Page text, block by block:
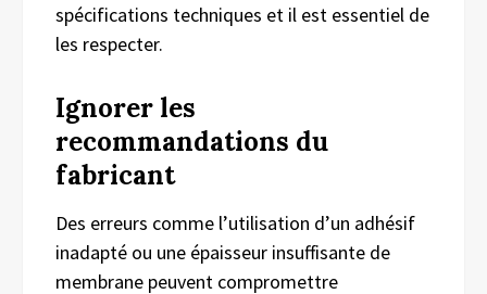
spécifications techniques et il est essentiel de
les respecter.
Ignorer les
recommandations du
fabricant
Des erreurs comme l’utilisation d’un adhésif
inadapté ou une épaisseur insuffisante de
membrane peuvent compromettre